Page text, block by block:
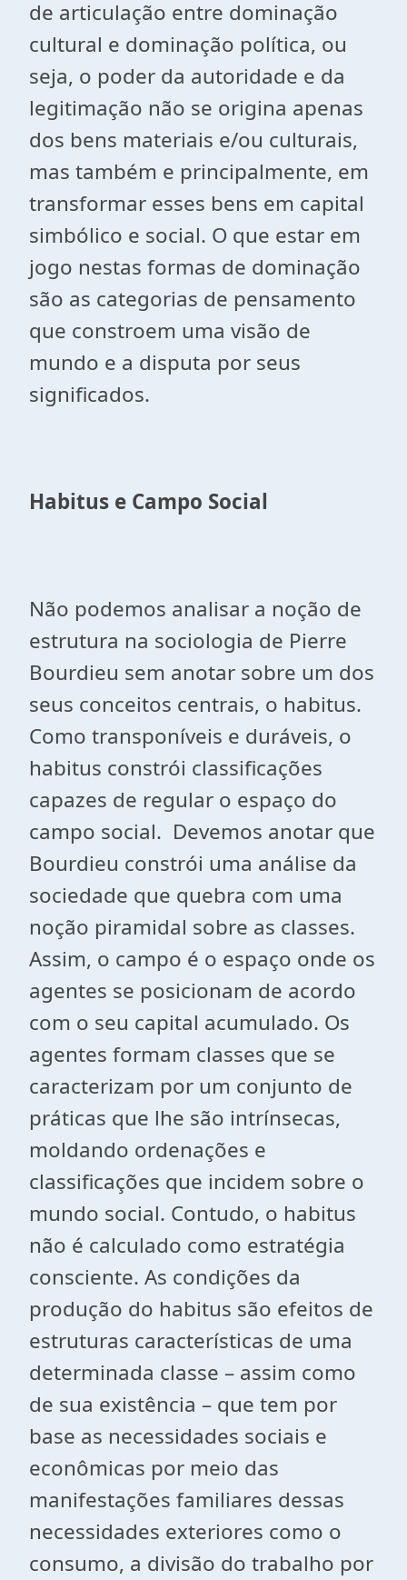
de articulação entre dominação
cultural e dominação política, ou
seja, o poder da autoridade e da
legitimação não se origina apenas
dos bens materiais e/ou culturais,
mas também e principalmente, em
transformar esses bens em capital
simbólico e social. O que estar em
jogo nestas formas de dominação
são as categorias de pensamento
que constroem uma visão de
mundo e a disputa por seus
significados.
Habitus e Campo Social
Não podemos analisar a noção de
estrutura na sociologia de Pierre
Bourdieu sem anotar sobre um dos
seus conceitos centrais, o habitus.
Como transponíveis e duráveis, o
habitus constrói classificações
capazes de regular o espaço do
campo social. Devemos anotar que
Bourdieu constrói uma análise da
sociedade que quebra com uma
noção piramidal sobre as classes.
Assim, o campo é o espaço onde os
agentes se posicionam de acordo
com o seu capital acumulado. Os
agentes formam classes que se
caracterizam por um conjunto de
práticas que lhe são intrínsecas,
moldando ordenações e
classificações que incidem sobre o
mundo social. Contudo, o habitus
não é calculado como estratégia
consciente. As condições da
produção do habitus são efeitos de
estruturas características de uma
determinada classe – assim como
de sua existência – que tem por
base as necessidades sociais e
econômicas por meio das
manifestações familiares dessas
necessidades exteriores como o
consumo, a divisão do trabalho por